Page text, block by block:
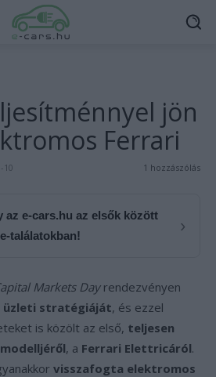
jön
Ferrari
10 1 hozzászólás
az e-cars.hu az elsők között
találatokban!
›
Markets Dayrendezvényen
stratégiáját, és ezzel
is közölt az első, teljesen
, a Ferrari Elettricáról.
visszafogta elektromos